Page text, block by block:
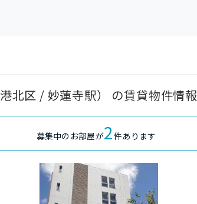
北区 / 妙蓮寺駅） の賃貸物件情報
募集中のお部屋が2件あります